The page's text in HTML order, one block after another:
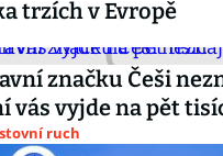
trzích v Evropě
značku Češi
vás vyjde na pět
ruch